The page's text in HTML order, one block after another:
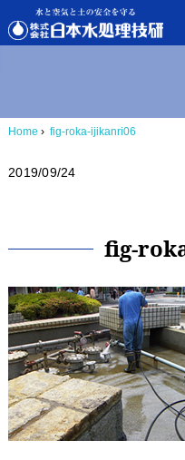
Home › fig-roka-ijikanri06
2019/09/24
fig-